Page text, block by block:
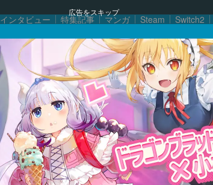
広告をスキップ
インタビュー 特集記事 マンガ Steam Switch2